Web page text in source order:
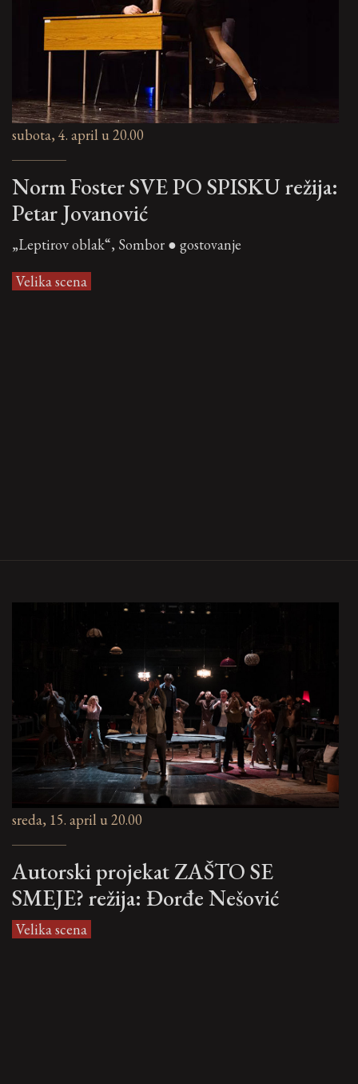
subota, 4. april u 20.00
Norm Foster SVE PO SPISKU režija:
Petar Jovanović
„Leptirov oblak“, Sombor ● gostovanje
Velika scena
sreda, 15. april u 20.00
Autorski projekat ZAŠTO SE
SMEJE? režija: Đorđe Nešović
Velika scena